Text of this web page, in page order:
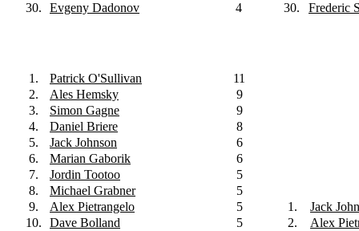
30.
Evgeny Dadonov 4
30.
Frederic
1. Patrick O'Sullivan
11
2.
Ales Hemsky
9
3.
Simon Gagne
9
4.
Daniel Briere
8
5.
Jack Johnson
6
6.
Marian Gaborik
6
7.
Jordin Tootoo
5
8.
Michael Grabner
5
9.
Alex Pietrangelo
5
10.
Dave Bolland
5
1.
Jack
2.
Alex